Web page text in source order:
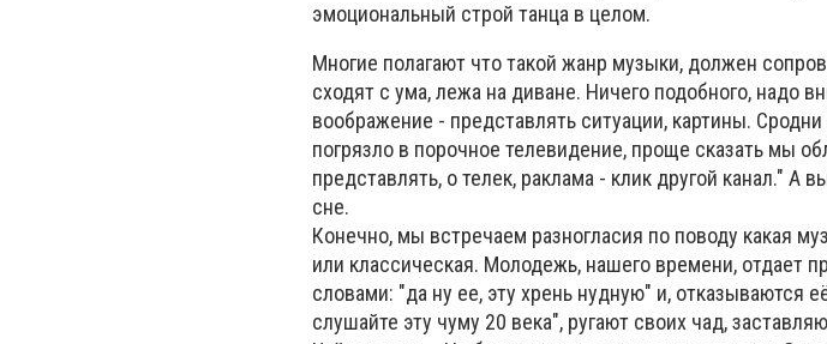
эмоциональный строй танца в целом.
Многие полагают что такой жанр музыки, должен
сходят с ума, лежа на диване. Ничего подобного, надо
воображение - представлять ситуации, картины.
погрязло в порочное телевидение, проще сказать мы
представлять, о телек, раклама - клик другой канал." А
сне.
Конечно, мы встречаем разногласия по поводу какая
или классическая. Молодежь, нашего времени, отдает
словами: "да ну ее, эту хрень нудную" и, отказываются
слушайте эту чуму 20 века", ругают своих чад,